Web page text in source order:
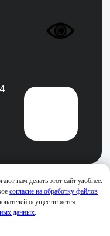
нам делать этот сайт удобнее.
согласие на обработку файлов
осуществляется
данных.